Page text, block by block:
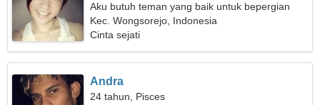
Aku butuh teman yang baik untuk bepergian
bersama
Kec. Wongsorejo, Indonesia
Cinta sejati
Andra
24 tahun, Pisces